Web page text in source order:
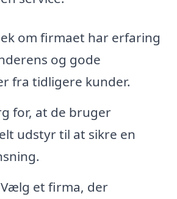
om firmaet har erfaring
og gode
fra tidligere kunder.
for, at de bruger
udstyr til at sikre en
et firma, der